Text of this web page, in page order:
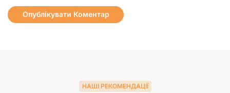
НАШІ РЕКОМЕНДАЦІЇ